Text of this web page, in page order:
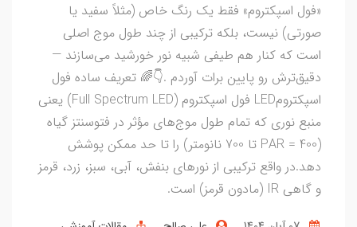
«فول اسپکتروم» فقط یک رنگ خاص (مثلاً سفید یا
صورتی) نیست، بلکه ترکیبی از چند طول موج اصلی
است که کنار هم طیفی شبیه نور خورشید می‌سازند —
دقیق‌ترش رو پایین برات آوردم .👇🌈 تعریف ساده فول
اسپکترومLED فول اسپکتروم (Full Spectrum LED) یعنی
منبع نوری که تمام طول موج‌های مؤثر در فتوسنتز گیاه
(PAR = 400 تا 700 نانومتر) را تا حد ممکن پوشش
دهد.در واقع ترکیبی از نورهای بنفش، آبی، سبز، زرد، قرمز
و گاهی IR (مادون قرمز) است.